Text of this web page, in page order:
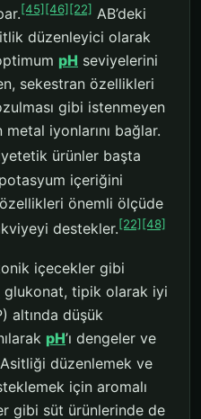
[45] [46] [22] AB’deki
düzenleyici olarak
pH seviyelerini
sekestran özellikleri
gibi istenmeyen
iyonlarını bağlar.
ürünler başta
içeriğini
önemli ölçüde
destekler.[22] [48]
içecekler gibi
glukonat, tipik olarak iyi
altında düşük
pH’ı dengeler ve
Asitliği düzenlemek ve
için aromalı
gibi süt ürünlerinde de